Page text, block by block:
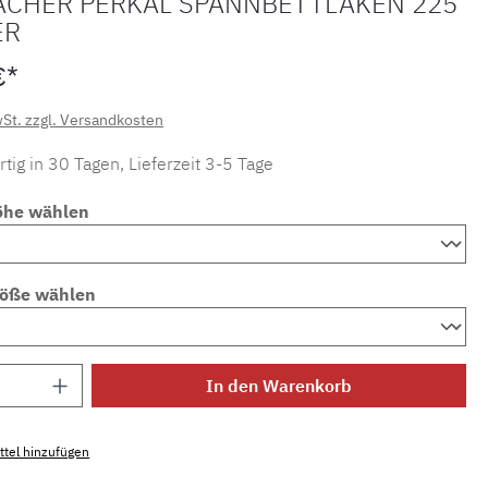
zzgl. Versandkosten
in 30 Tagen, Lieferzeit 3-5 Tage
wählen
wählen
Anzahl: Gib den gewünschten Wert ein
In den Warenkorb
hinzufügen